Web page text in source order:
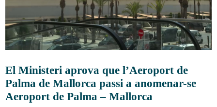
El Ministeri aprova que l’Aeroport de
Palma de Mallorca passi a anomenar-se
Aeroport de Palma – Mallorca